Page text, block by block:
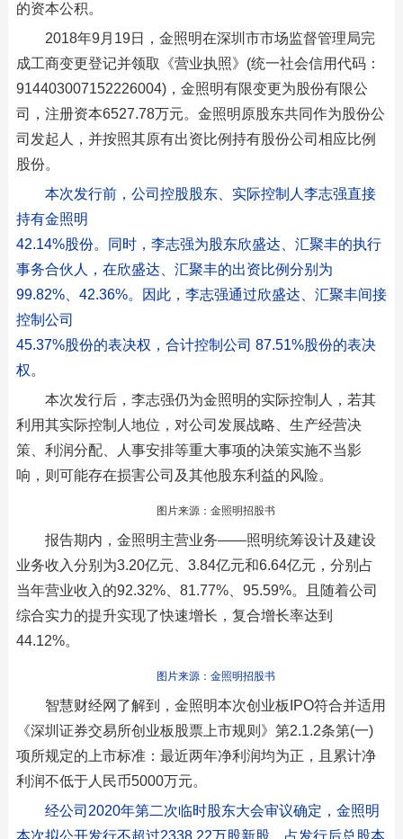
的资本公积。
2018年9月19日，金照明在深圳市市场监督管理局完
成工商变更登记并领取《营业执照》(统一社会信用代码：
914403007152226004)，金照明有限变更为股份有限公
司，注册资本6527.78万元。金照明原股东共同作为股份公
司发起人，并按照其原有出资比例持有股份公司相应比例
股份。
本次发行前，公司控股股东、实际控制人李志强直接
持有金照明
42.14%股份。同时，李志强为股东欣盛达、汇聚丰的执行
事务合伙人，在欣盛达、汇聚丰的出资比例分别为
99.82%、42.36%。因此，李志强通过欣盛达、汇聚丰间接
控制公司
45.37%股份的表决权，合计控制公司 87.51%股份的表决
权。
本次发行后，李志强仍为金照明的实际控制人，若其
利用其实际控制人地位，对公司发展战略、生产经营决
策、利润分配、人事安排等重大事项的决策实施不当影
响，则可能存在损害公司及其他股东利益的风险。
图片来源：金照明招股书
报告期内，金照明主营业务——照明统筹设计及建设
业务收入分别为3.20亿元、3.84亿元和6.64亿元，分别占
当年营业收入的92.32%、81.77%、95.59%。且随着公司
综合实力的提升实现了快速增长，复合增长率达到
44.12%。
图片来源：金照明招股书
智慧财经网了解到，金照明本次创业板IPO符合并适用
《深圳证券交易所创业板股票上市规则》第2.1.2条第(一)
项所规定的上市标准：最近两年净利润均为正，且累计净
利润不低于人民币5000万元。
经公司2020年第二次临时股东大会审议确定，金照明
本次拟公开发行不超过2338.22万股新股，占发行后总股本